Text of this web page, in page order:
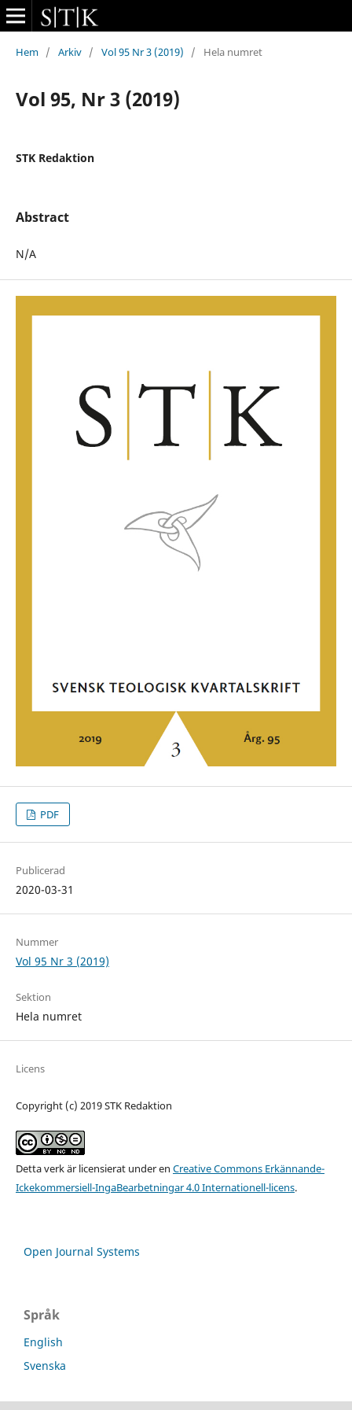
Hem / Arkiv / Vol 95 Nr 3 (2019) / Hela numret
Vol 95, Nr 3 (2019)
STK Redaktion
Abstract
N/A
PDF
Publicerad
2020-03-31
Nummer
Vol 95 Nr 3 (2019)
Sektion
Hela numret
Licens
Copyright (c) 2019 STK Redaktion
Detta verk är licensierat under en Creative Commons Erkännande-
Ickekommersiell-IngaBearbetningar 4.0 Internationell-licens.
Open Journal Systems
Språk
English
Svenska